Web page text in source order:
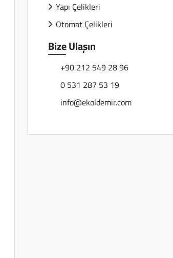
Yapı Çelikleri
Otomat Çelikleri
Bize Ulaşın
+90 212 549 28 96
0 531 287 53 19
info@ekoldemir.com